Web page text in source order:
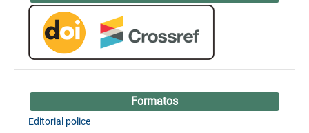
Formatos
Editorial police